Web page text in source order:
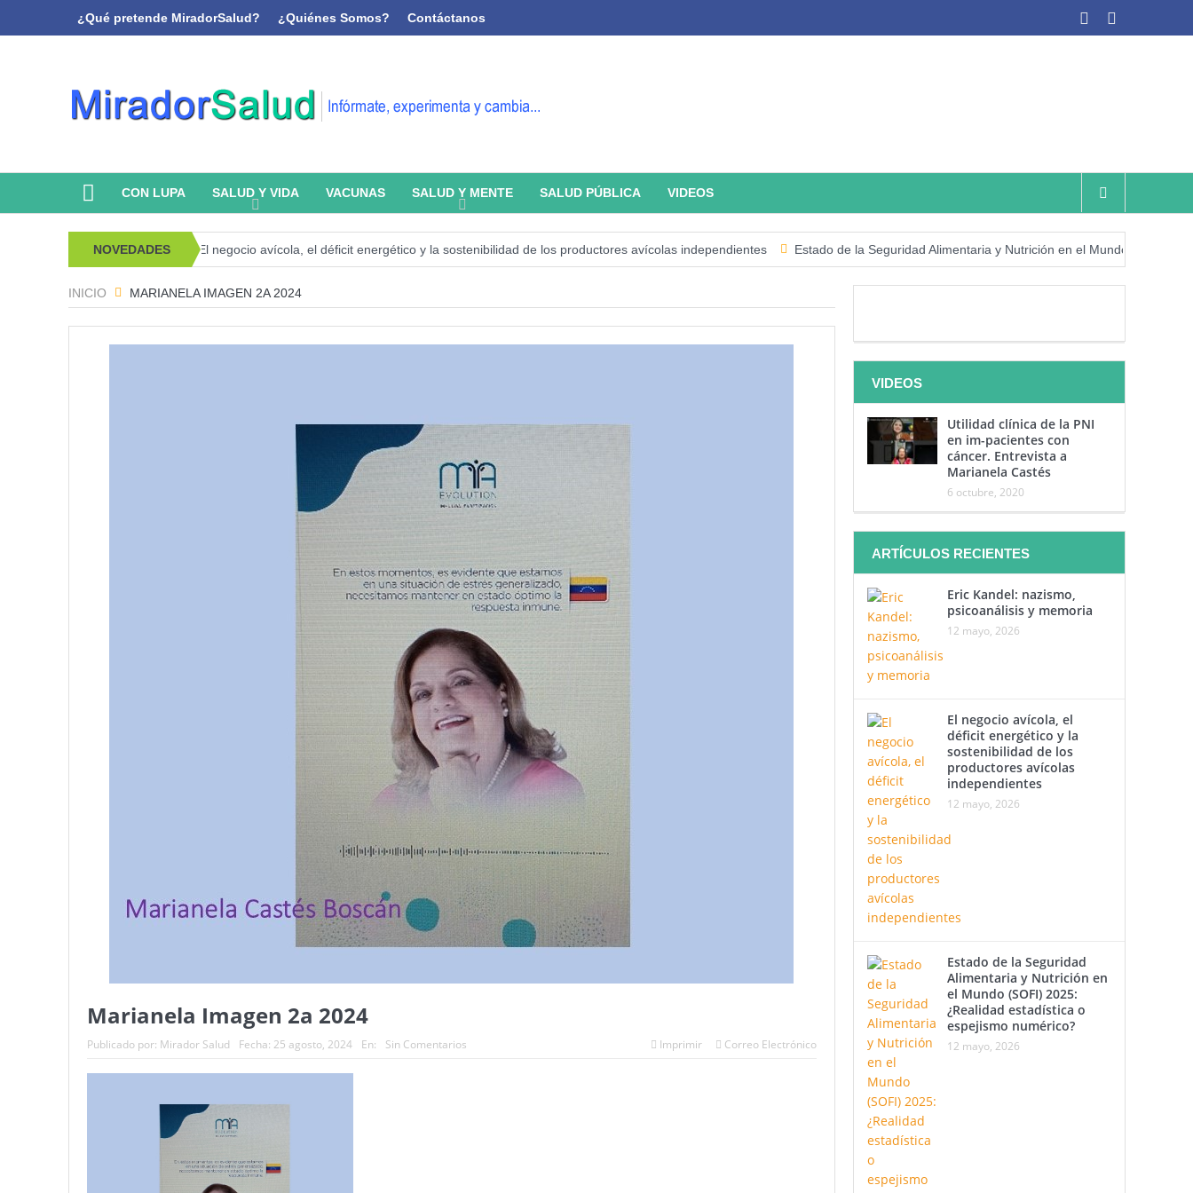
¿Qué pretende MiradorSalud? ¿Quiénes Somos? Contáctanos
CON LUPA SALUD Y VIDA VACUNAS SALUD Y MENTE SALUD PÚBLICA VIDEOS
NOVEDADES
y memoria El negocio avícola, el déficit energético y la sostenibilidad de los productores avícolas independientes Estado de la Seguridad Alimentaria y Nutrición en el Mundo (SOFI) 2025:
INICIO MARIANELA IMAGEN 2A 2024
Marianela Imagen 2a 2024
Publicado por: Mirador Salud Fecha: 25 agosto, 2024 En: Sin Comentarios Imprimir Correo Electrónico
VIDEOS
Utilidad clínica de la PNI
en im-pacientes con
cáncer. Entrevista a
Marianela Castés
6 octubre, 2020
ARTÍCULOS RECIENTES
Eric Kandel: nazismo,
psicoanálisis y memoria
12 mayo, 2026
El negocio avícola, el
déficit energético y la
sostenibilidad de los
productores avícolas
independientes
12 mayo, 2026
Estado de la Seguridad
Alimentaria y Nutrición en
el Mundo (SOFI) 2025:
¿Realidad estadística o
espejismo numérico?
12 mayo, 2026